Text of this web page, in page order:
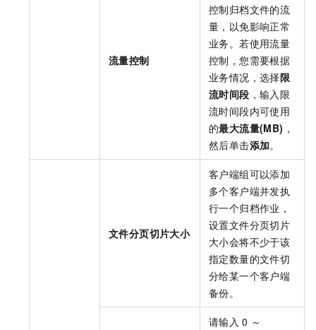
流量控制
控制归档文件的流
量，以免影响正常
业务。若使用流量
控制，您需要根据
业务情况，选择限
流时间段 ，输入限
流时间段内可使用
的最大流量(MB) ，
然后单击添加。
文件分页切片大小
客户端组可以添加
多个客户端并发执
行一个归档作业，
设置文件分页切片
大小会将不少于该
指定数量的文件切
分给某一个客户端
备份。
请输入 0 ～